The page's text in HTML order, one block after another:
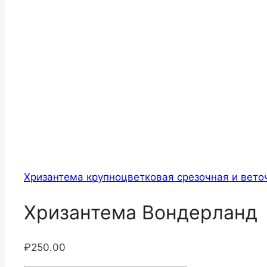
Хризантема крупноцветковая срезочная и
Хризантема Вондерланд
₽250.00